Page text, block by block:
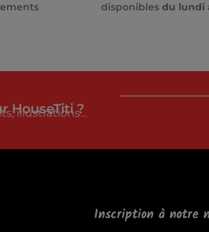
disponibles du lundi
HouseTiti ?
illustrations…
Inscription à notre